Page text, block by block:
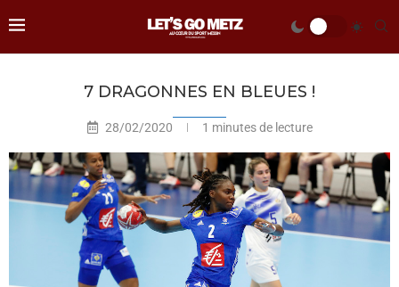
7 DRAGONNES EN BLEUES !
28/02/2020 1 minutes de lecture